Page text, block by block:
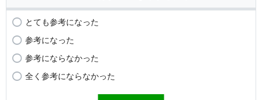
とても参考になった
参考になった
参考にならなかった
全く参考にならなかった